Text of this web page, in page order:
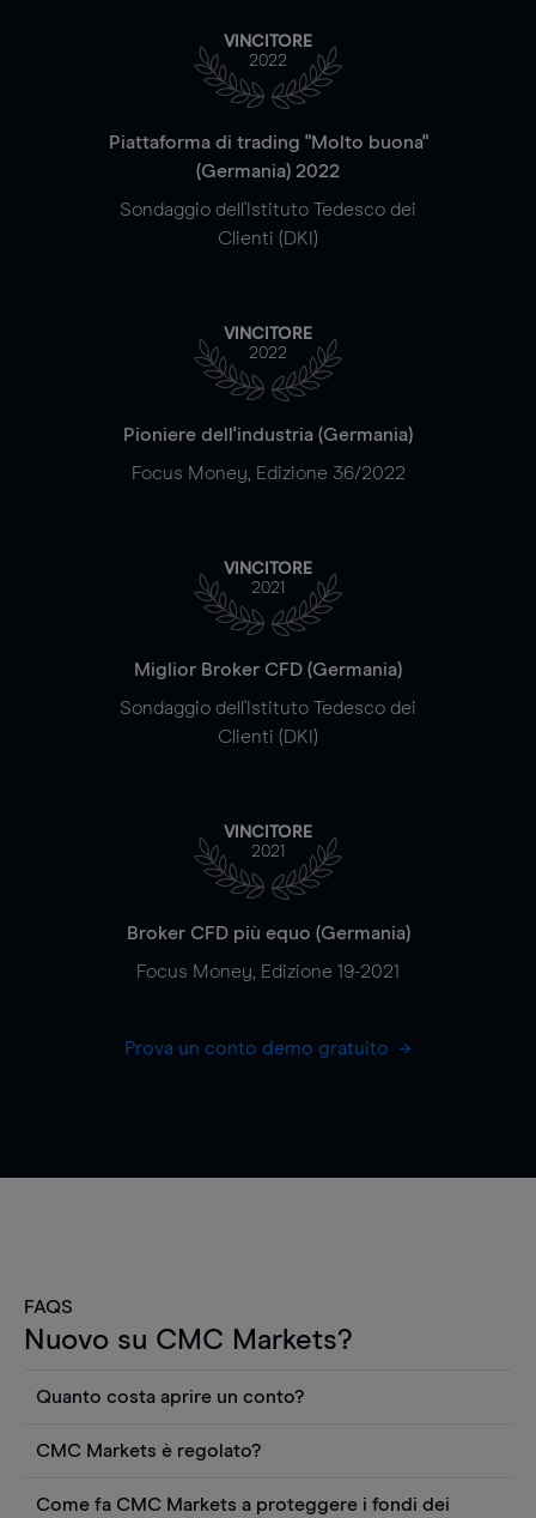
VINCITORE
2022
Piattaforma di trading "Molto buona"
(Germania) 2022
Sondaggio dell'Istituto Tedesco dei
Clienti (DKI)
VINCITORE
2022
Pioniere dell'industria (Germania)
Focus Money, Edizione 36/2022
VINCITORE
2021
Miglior Broker CFD (Germania)
Sondaggio dell'Istituto Tedesco dei
Clienti (DKI)
VINCITORE
2021
Broker CFD più equo (Germania)
Focus Money, Edizione 19-2021
Prova un conto demo gratuito
FAQS
Nuovo su CMC Markets?
Quanto costa aprire un conto?
Puoi anche visualizzare gratuitamente i prezzi e
utilizzare strumenti come grafici, notizie Reuters
CMC Markets è regolato?
Come fa CMC Markets a proteggere i fondi dei